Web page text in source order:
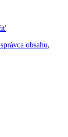
obsahu,